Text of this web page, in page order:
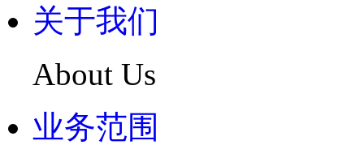
关于我们
About Us
业务范围